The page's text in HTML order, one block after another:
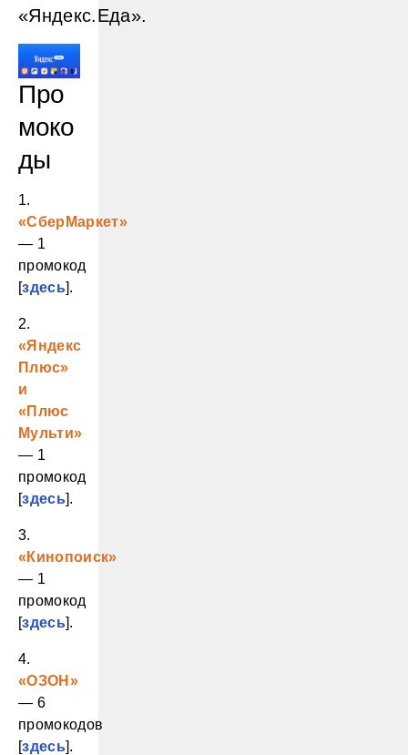
«Яндекс.Еда».
Про
моко
ды
1.
«СберМаркет»
— 1
промокод
[здесь].
2.
«Яндекс
Плюс»
и
«Плюс
Мульти»
— 1
промокод
[здесь].
3.
«Кинопоиск»
— 1
промокод
[здесь].
4.
«ОЗОН»
— 6
промокодов
[здесь].